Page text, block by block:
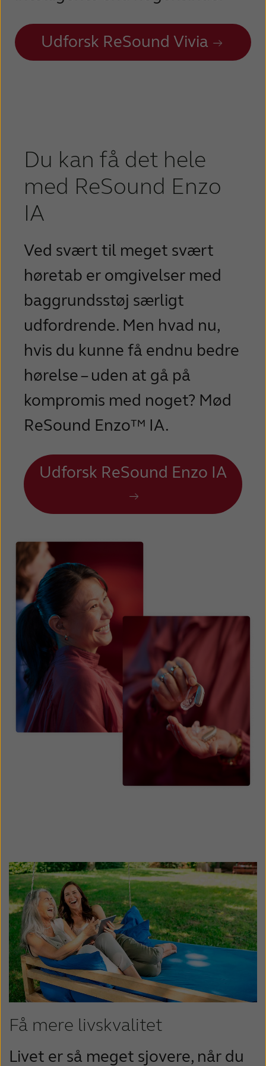
Deutschland
España
France
India
Latinoamérica Netherlands
New Zealand
Norge
Schweiz
Suomi
Sverige
Kingdom
United States
Österreich
عربي
日本
Udforsk ReSound Vivia
Du kan få det hele
med ReSound Enzo
IA
Ved svært til meget svært
høretab er omgivelser med
baggrundsstøj særligt
udfordrende. Men hvad nu,
hvis du kunne få endnu bedre
hørelse – uden at gå på
kompromis med noget? Mød
ReSound Enzo™ IA.
Udforsk ReSound Enzo IA
Få mere livskvalitet
Livet er så meget sjovere, når du